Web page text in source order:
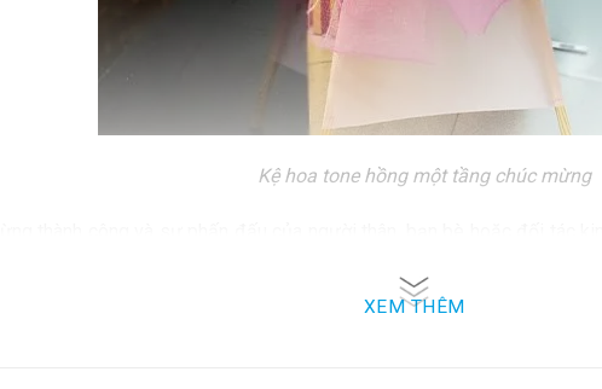
Kệ hoa tone hồng một tầng chúc mừng
Kệ Hoa Mừng Khai Trương Tông Hồng còn truyền tải thông điệp
XEM THÊM